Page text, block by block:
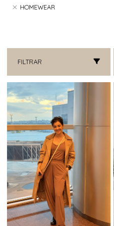
HOMEWEAR
FILTRAR